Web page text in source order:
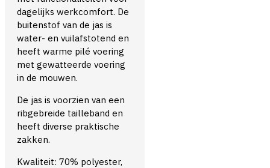
dagelijks werkcomfort. De
buitenstof van de jas is
water- en vuilafstotend en
heeft warme pilé voering
met gewatteerde voering
in de mouwen.
De jas is voorzien van een
ribgebreide tailleband en
heeft diverse praktische
zakken.
Kwaliteit: 70% polyester,